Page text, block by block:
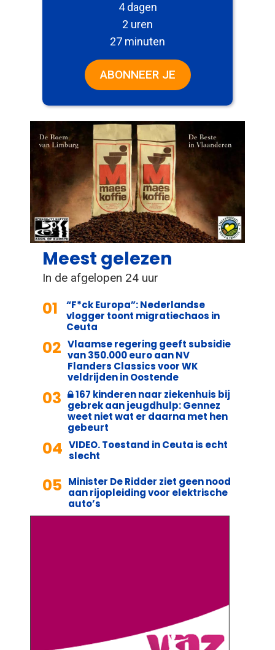
4 dagen
2 uren
27 minuten
ABONNEER JE
Meest gelezen
In de afgelopen 24 uur
01
“F*ck Europa”: Nederlandse
vlogger toont migratiechaos in
Ceuta
02 Vlaamse regering geeft subsidie
van 350.000 euro aan NV
Flanders Classics voor WK
veldrijden in Oostende
03
167 kinderen naar ziekenhuis bij
gebrek aan jeugdhulp: Gennez
weet niet wat er daarna met hen
gebeurt
04 VIDEO. Toestand in Ceuta is echt
slecht
05 Minister De Ridder ziet geen nood
aan rijopleiding voor elektrische
auto’s